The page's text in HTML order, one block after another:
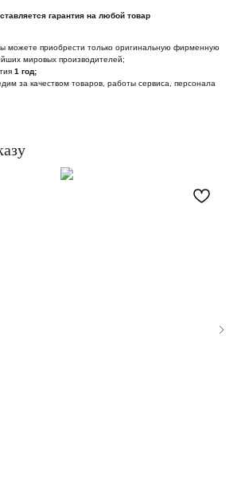
гарантия на любой товар
можете приобрести только оригинальную фирменную
мировых производителей;
1 год;
за качеством товаров, работы сервиса, персонала